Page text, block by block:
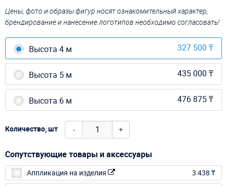
Цены, фото и образы фигур носят ознакомительный характер,
брендирование и нанесение логотипов необходимо согласовать!
Высота 4 м 327 500 ₸
Высота 5 м 435 000 ₸
Высота 6 м 476 875 ₸
Количество, шт - +
Сопутствующие товары и аксессуары
Аппликация на изделия
3 438 ₸